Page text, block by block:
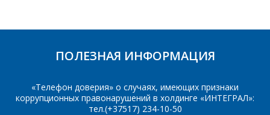
ПОЛЕЗНАЯ ИНФОРМАЦИЯ
«Телефон доверия» о случаях, имеющих признаки
коррупционных правонарушений в холдинге «ИНТЕГРАЛ»:
тел.(+37517) 234-10-50
поля